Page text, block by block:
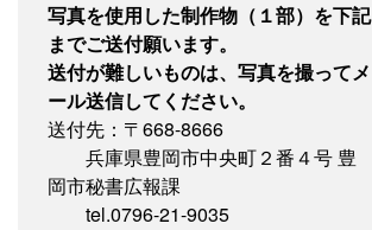
写真を使用した制作物（１部）を下記
までご送付願います。
送付が難しいものは、写真を撮ってメ
ール送信してください。
送付先：〒668-8666
兵庫県豊岡市中央町２番４号 豊
岡市秘書広報課
tel.0796-21-9035